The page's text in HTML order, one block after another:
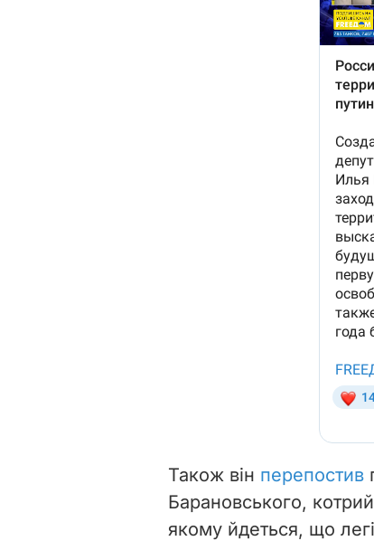
Також він перепостив
Барановського,
якому йдеться, що